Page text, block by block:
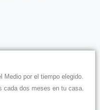
Medio por el tiempo elegido.
cada dos meses en tu casa.